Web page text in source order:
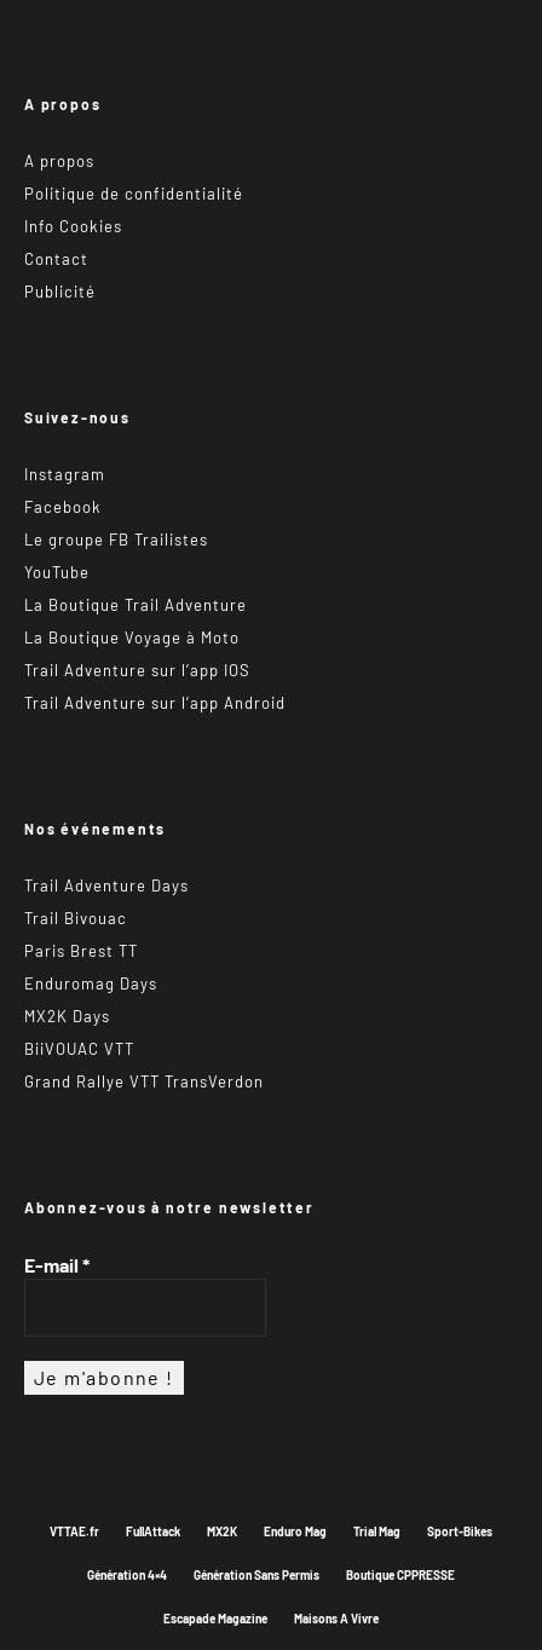
A propos
A propos
Politique de confidentialité
Info Cookies
Contact
Publicité
Suivez-nous
Instagram
Facebook
Le groupe FB Trailistes
YouTube
La Boutique Trail Adventure
La Boutique Voyage à Moto
Trail Adventure sur l’app IOS
Trail Adventure sur l’app Android
Nos événements
Trail Adventure Days
Trail Bivouac
Paris Brest TT
Enduromag Days
MX2K Days
BiiVOUAC VTT
Grand Rallye VTT TransVerdon
Abonnez-vous à notre newsletter
E-mail *
VTTAE.fr FullAttack MX2K Enduro Mag Trial Mag Sport-Bikes
Génération 4×4 Génération Sans Permis Boutique CPPRESSE
Escapade Magazine Maisons A Vivre